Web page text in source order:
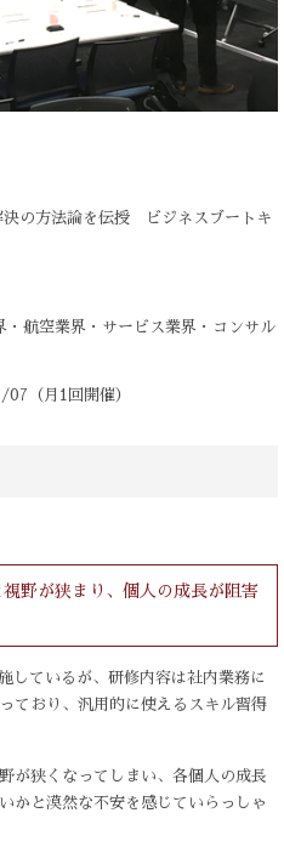
決の方法論を伝授 ビジネスブートキ
航空業界・サービス業界・コンサル
（月1回開催）
野が狭まり、個人の成長が阻害
しているが、研修内容は社内業務に
ており、汎用的に使えるスキル習得
が狭くなってしまい、各個人の成長
かと漠然な不安を感じていらっしゃ